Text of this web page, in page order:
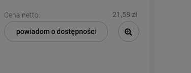
Cena netto: 21,58 zł
powiadom o dostępności